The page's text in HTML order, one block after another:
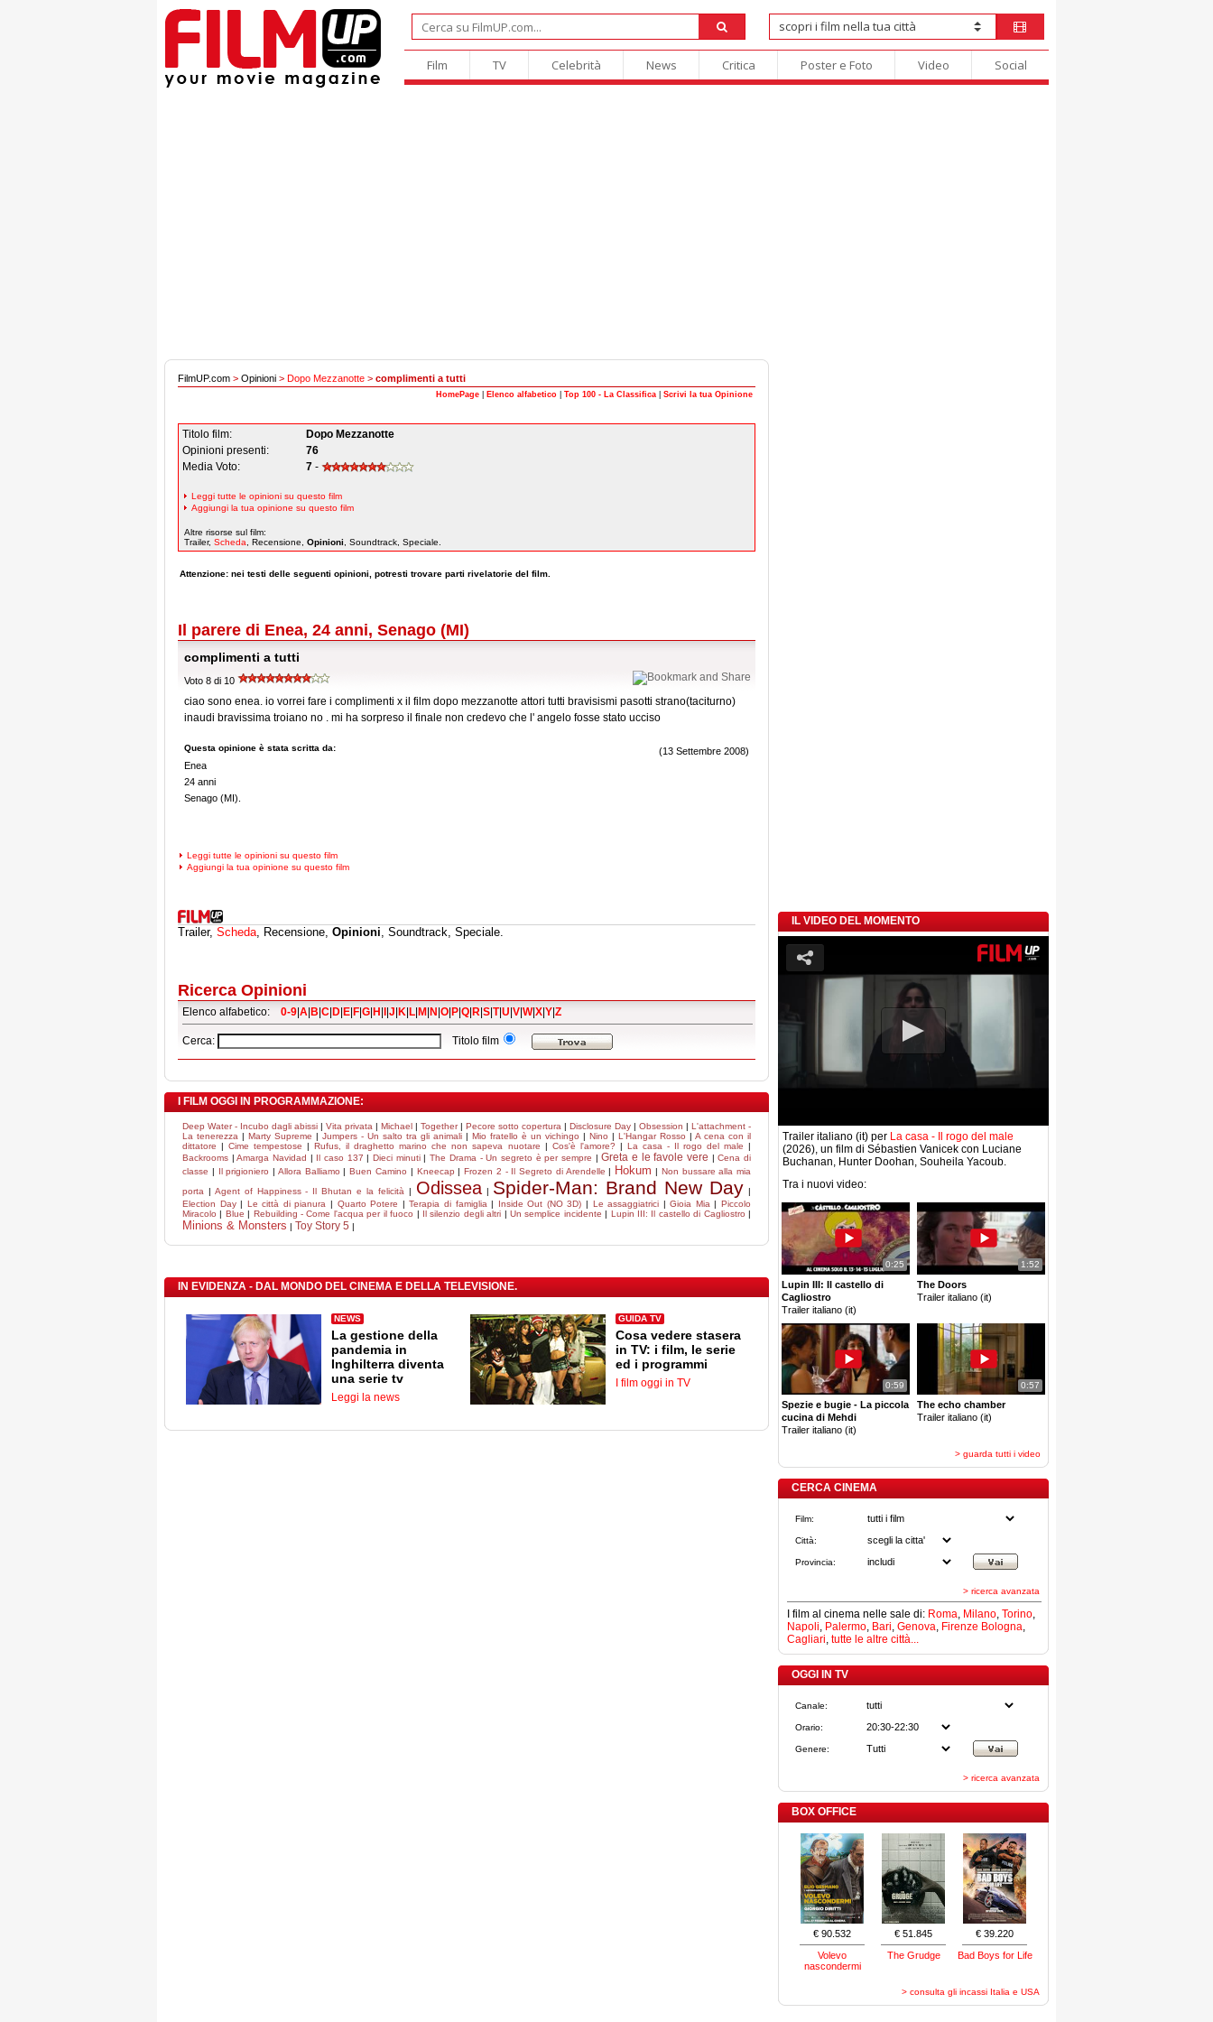
Film TV Celebrità News Critica Poster e Foto Video Social
FilmUP.com > Opinioni > Dopo Mezzanotte > complimenti a tutti
HomePage Elenco alfabetico Top 100 - La Classifica Scrivi la tua Opinione
Titolo film:
Dopo Mezzanotte
Opinioni presenti:
76
Media Voto:
7 -
Leggi tutte le opinioni su questo film
Aggiungi la tua opinione su questo film
Altre risorse sul film:
Trailer, Scheda , Recensione, Opinioni , Soundtrack, Speciale.
Attenzione: nei testi delle seguenti opinioni, potresti trovare parti rivelatorie del film.
Il parere di Enea, 24 anni, Senago (MI)
complimenti a tutti
Voto 8 di 10
ciao sono enea. io vorrei fare i complimenti x il film dopo mezzanotte attori tutti bravisismi pasotti strano(taciturno)
inaudi bravissima troiano no . mi ha sorpreso il finale non credevo che l' angelo fosse stato ucciso
Questa opinione è stata scritta da:
Enea
24 anni
Senago (MI).
(13 Settembre 2008)
Leggi tutte le opinioni su questo film
Aggiungi la tua opinione su questo film
Trailer, Scheda, Recensione, Opinioni, Soundtrack, Speciale.
Ricerca Opinioni
Elenco alfabetico: 0-9 A B C D E F G H J K L M N O P Q R S T|U V W|X Y Z
Cerca: Titolo film
I FILM OGGI IN PROGRAMMAZIONE:
Deep Water - Incubo dagli abissi | Vita privata | Michael | Together| Pecore sotto copertura | Disclosure Day | Obsession | L'attachment -
La tenerezza | Marty Supreme | Jumpers - Un salto tra gli animali | Mio fratello è un vichingo | Nino | L'Hangar Rosso | A cena con il
dittatore |Cime tempestose |Rufus, il draghetto marino che non sapeva nuotare | Cos'è l'amore? | La casa - Il rogo del male |
Backrooms |Amarga Navidad | Il caso 137 |Dieci minuti|The Drama - Un segreto è per sempre |Greta e le favole vere |Cena di
classe | Il prigioniero | Allora Balliamo |Buen Camino | Kneecap |Frozen 2 - Il Segreto di Arendelle | Hokum | Non bussare alla mia
porta | Agent of Happiness - Il Bhutan e la felicità | Odissea| Spider-Man: Brand New Day |
Election Day| Le città di pianura | Quarto Potere |Terapia di famiglia | Inside Out (NO 3D) | Le assaggiatrici |Gioia Mia |Piccolo
Miracolo | Blue | Rebuilding - Come l'acqua per il fuoco | Il silenzio degli altri | Un semplice incidente | Lupin III: Il castello di Cagliostro |
Minions & Monsters | Toy Story 5 |
IN EVIDENZA - DAL MONDO DEL CINEMA E DELLA TELEVISIONE.
NEWS
La gestione della
pandemia in
Inghilterra diventa
una serie tv
Leggi la news
GUIDA TV
Cosa vedere stasera
in TV: i film, le serie
ed i programmi
I film oggi in TV
IL VIDEO DEL MOMENTO
Trailer italiano (it) per La casa - Il rogo del male
(2026), un film di Sébastien Vanicek con Luciane
Buchanan, Hunter Doohan, Souheila Yacoub.
Tra i nuovi video:
0:25
Lupin III: Il castello di
Cagliostro
Trailer italiano (it)
1:52
The Doors
Trailer italiano (it)
0:59
Spezie e bugie - La piccola
cucina di Mehdi
Trailer italiano (it)
0:57
The echo chamber
Trailer italiano (it)
> guarda tutti i video
CERCA CINEMA
Film:
Città:
Provincia:
> ricerca avanzata
I film al cinema nelle sale di: Roma, Milano, Torino,
Napoli, Palermo, Bari, Genova, Firenze Bologna,
Cagliari, tutte le altre città...
OGGI IN TV
Canale:
Orario:
Genere:
> ricerca avanzata
BOX OFFICE
€ 90.532
Volevo
nascondermi
€ 51.845
The Grudge
€ 39.220
Bad Boys for Life
> consulta gli incassi Italia e USA